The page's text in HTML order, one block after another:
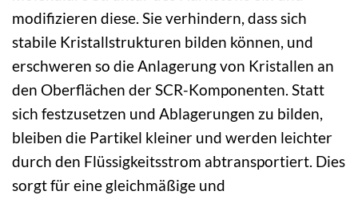
modifizieren diese. Sie verhindern, dass sich
stabile Kristallstrukturen bilden können, und
erschweren so die Anlagerung von Kristallen an
den Oberflächen der SCR-Komponenten. Statt
sich festzusetzen und Ablagerungen zu bilden,
bleiben die Partikel kleiner und werden leichter
durch den Flüssigkeitsstrom abtransportiert. Dies
sorgt für eine gleichmäßige und